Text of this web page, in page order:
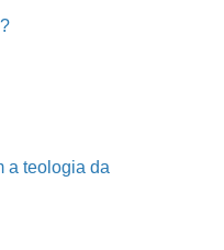
a teologia da